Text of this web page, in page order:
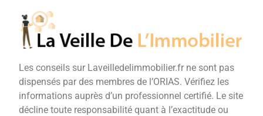
Les conseils sur Laveilledelimmobilier.fr ne sont pas
dispensés par des membres de l’ORIAS. Vérifiez les
informations auprès d’un professionnel certifié. Le site
décline toute responsabilité quant à l’exactitude ou